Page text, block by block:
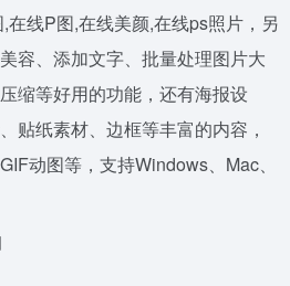
线P图,在线美颜,在线ps照片，另
容、添加文字、批量处理图片大
缩等好用的功能，还有海报设
贴纸素材、边框等丰富的内容，
动图等，支持Windows、Mac、